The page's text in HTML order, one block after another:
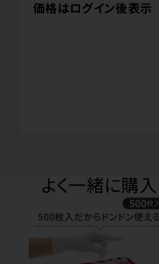
価格はログイン後表示
よく一緒に購